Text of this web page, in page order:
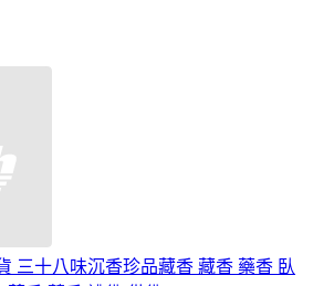
三十八味沉香珍品藏香 藏香 藥香 臥